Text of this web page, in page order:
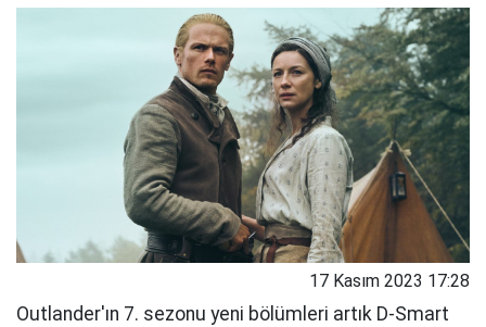
17 Kasım 2023 17:28
Outlander'ın 7. sezonu yeni bölümleri artık D-Smart